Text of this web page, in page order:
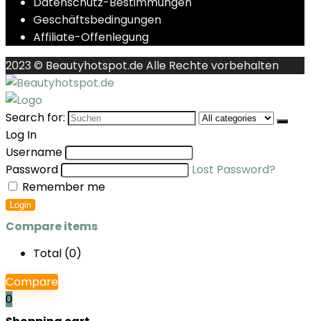
Geschäftsbedingungen
Affiliate-Offenlegung
2023 © Beautyhotspot.de Alle Rechte vorbehalten
Search for:
Log In
Username
Password
Lost Password?
Remember me
Login
Compare items
Total (0)
Compare
0